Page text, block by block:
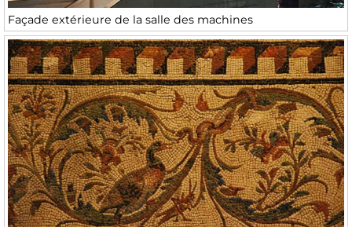
Façade extérieure de la salle des machines